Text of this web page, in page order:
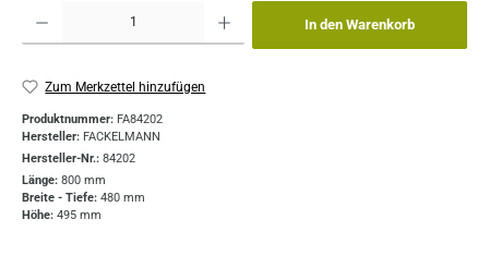
Produkt Anzahl: Gib den gewünschten Wert ein oder benutze die Schaltflächen um
In den Warenkorb
Zum Merkzettel hinzufügen
Produktnummer: FA84202
Hersteller: FACKELMANN
Hersteller-Nr.: 84202
Länge: 800 mm
Breite - Tiefe: 480 mm
Höhe: 495 mm